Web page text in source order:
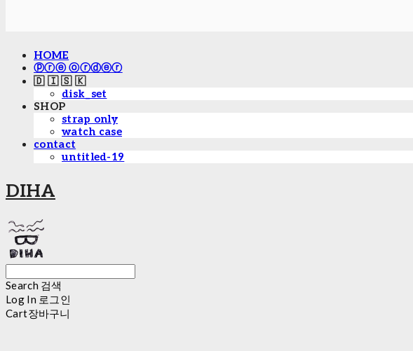
HOME
ⓟⓡⓔ ⓞⓡⓓⓔⓡ
🇩 🇮 🇸 🇰
disk_set
SHOP
strap only
watch case
contact
untitled-19
DIHA
Search 검색
Log In 로그인
Cart장바구니